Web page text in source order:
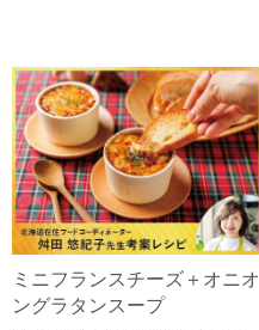
ミニフランスチーズ＋オニオ
ングラタンスープ